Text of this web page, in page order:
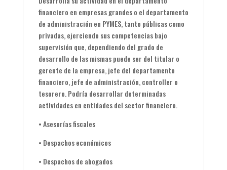
financiero en empresas grandes o el departamento
de administración en PYMES, tanto públicas como
privadas, ejerciendo sus competencias bajo
supervisión que, dependiendo del grado de
desarrollo de las mismas puede ser del titular o
gerente de la empresa, jefe del departamento
financiero, jefe de administración, controller o
tesorero. Podría desarrollar determinadas
actividades en entidades del sector financiero.
• Asesorías fiscales
• Despachos económicos
• Despachos de abogados